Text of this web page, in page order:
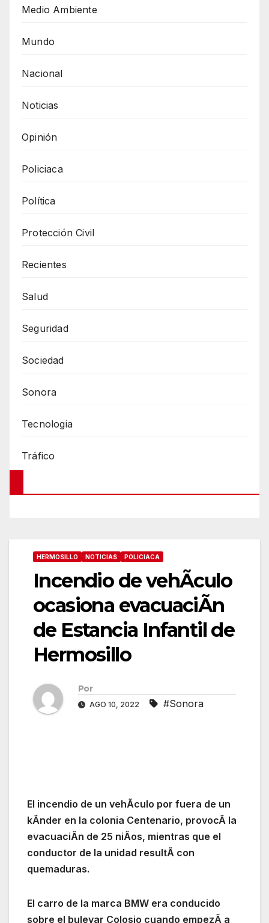
Medio Ambiente
Mundo
Nacional
Noticias
Opinión
Policiaca
Política
Protección Civil
Recientes
Salud
Seguridad
Sociedad
Sonora
Tecnologia
Tráfico
HERMOSILLO NOTICIAS POLICIACA
Incendio de vehÃculo
ocasiona evacuaciÃn
de Estancia Infantil de
Hermosillo
Por
AGO 10, 2022 #Sonora
El incendio de un vehÃculo por fuera de un
kÃnder en la colonia Centenario, provocÃ la
evacuaciÃn de 25 niÃos, mientras que el
conductor de la unidad resultÃ con
quemaduras.
El carro de la marca BMW era conducido
sobre el bulevar Colosio cuando empezÃ a